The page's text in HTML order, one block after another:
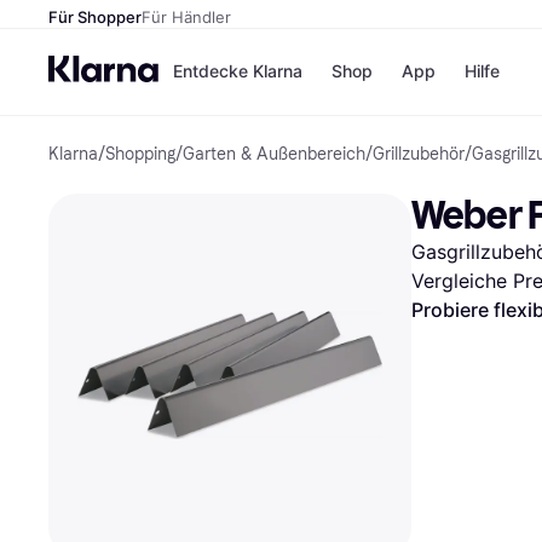
Für ShopperFür Händler
Entdecke Klarna
Zahlungsmethoden
Sofort bezahlen
Bezahle in 3
Teilzahlungen
Bezahle in bis zu 30
Shop
Shops
H&M
Temu
App Hilfe
Klarna/Shopping/Garten & Außenbereich/Grillzubehör/
Weber
Vergleiche
Probiere